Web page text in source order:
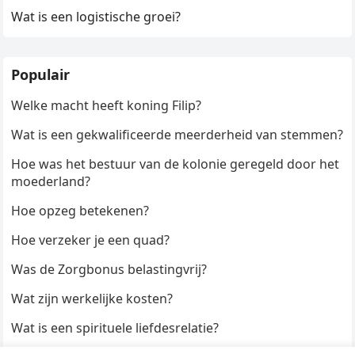
Wat is een logistische groei?
Populair
Welke macht heeft koning Filip?
Wat is een gekwalificeerde meerderheid van stemmen?
Hoe was het bestuur van de kolonie geregeld door het
moederland?
Hoe opzeg betekenen?
Hoe verzeker je een quad?
Was de Zorgbonus belastingvrij?
Wat zijn werkelijke kosten?
Wat is een spirituele liefdesrelatie?